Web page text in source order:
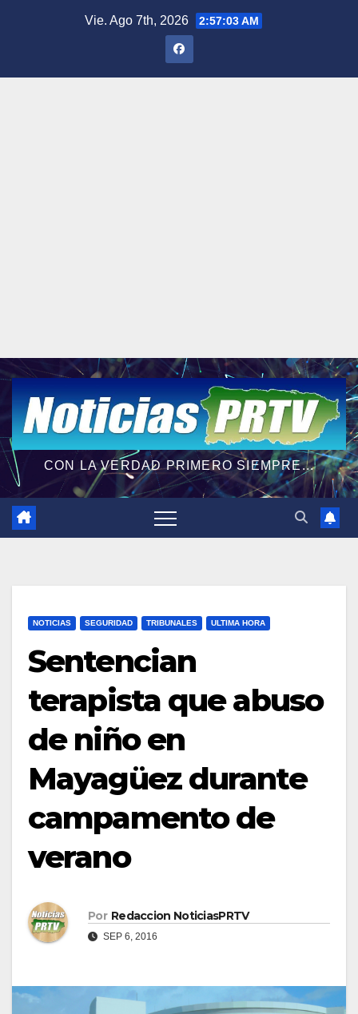
Vie. Ago 7th, 2026 2:57:04 AM
CON LA VERDAD PRIMERO SIEMPRE...
NOTICIAS SEGURIDAD TRIBUNALES ULTIMA HORA
Sentencian
terapista que abuso
de niño en
Mayagüez durante
campamento de
verano
Por Redaccion NoticiasPRTV
SEP 6, 2016